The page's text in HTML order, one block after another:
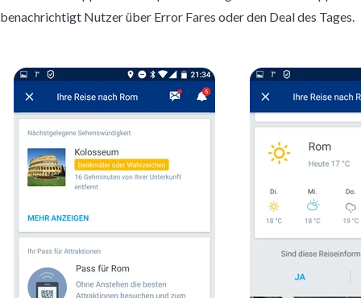
benachrichtigt Nutzer über Error Fares oder den Deal des Tages.